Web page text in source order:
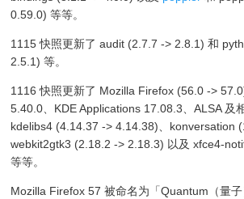
0.59.0) 等等。
1115 快照更新了 audit (2.7.7 -> 2.8.1) 和
2.5.1) 等。
1116 快照更新了 Mozilla Firefox (56.0 ->
5.40.0、KDE Applications 17.08.3、ALSA 及
kdelibs4 (4.14.37 -> 4.14.38)、konversation
webkit2gtk3 (2.18.2 -> 2.18.3) 以及 xfce4-
等等。
Mozilla Firefox 57 被命名为「Quantum（量